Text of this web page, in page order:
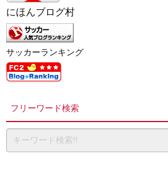
にほんブログ村
サッカーランキング
フリーワード検索